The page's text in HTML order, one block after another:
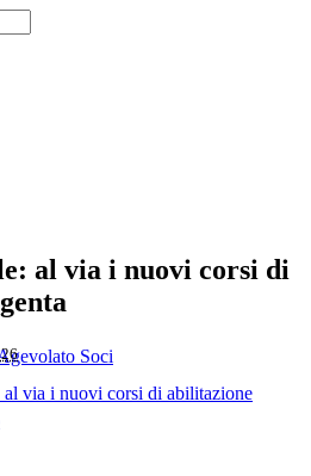
Soci
al via i nuovi corsi di